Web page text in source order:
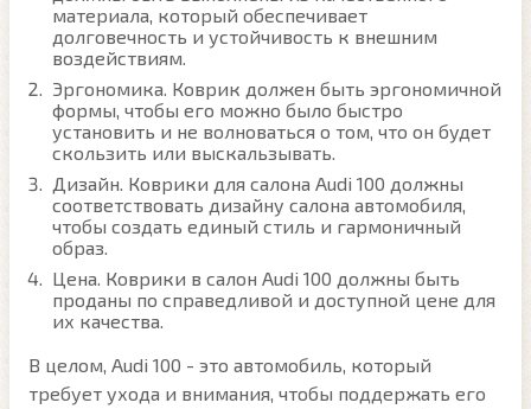
материала, который обеспечивает
долговечность и устойчивость к внешним
воздействиям.
Эргономика. Коврик должен быть эргономичной
формы, чтобы его можно было быстро
установить и не волноваться о том, что он будет
скользить или выскальзывать.
Дизайн. Коврики для салона Audi 100 должны
соответствовать дизайну салона автомобиля,
чтобы создать единый стиль и гармоничный
образ.
Цена. Коврики в салон Audi 100 должны быть
проданы по справедливой и доступной цене для
их качества.
В целом, Audi 100 - это автомобиль, который
требует ухода и внимания, чтобы поддержать его